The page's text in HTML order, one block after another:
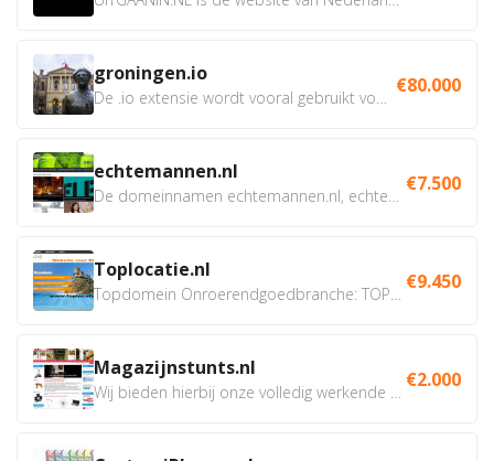
groningen.io €80.000
echtemannen.nl €7.500
Toplocatie.nl €9.450
Magazijnstunts.nl €2.000